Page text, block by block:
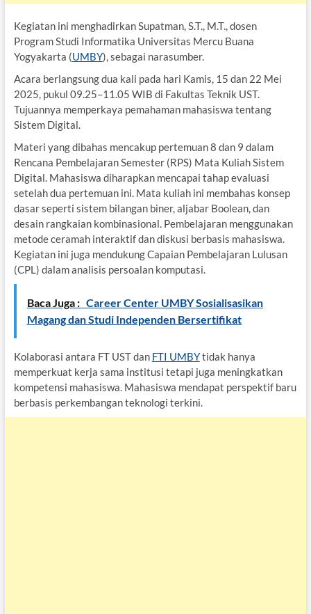
Kegiatan ini menghadirkan Supatman, S.T., M.T., dosen
Program Studi Informatika Universitas Mercu Buana
Yogyakarta (UMBY), sebagai narasumber.
Acara berlangsung dua kali pada hari Kamis, 15 dan 22 Mei
2025, pukul 09.25–11.05 WIB di Fakultas Teknik UST.
Tujuannya memperkaya pemahaman mahasiswa tentang
Sistem Digital.
Materi yang dibahas mencakup pertemuan 8 dan 9 dalam
Rencana Pembelajaran Semester (RPS) Mata Kuliah Sistem
Digital. Mahasiswa diharapkan mencapai tahap evaluasi
setelah dua pertemuan ini. Mata kuliah ini membahas konsep
dasar seperti sistem bilangan biner, aljabar Boolean, dan
desain rangkaian kombinasional. Pembelajaran menggunakan
metode ceramah interaktif dan diskusi berbasis mahasiswa.
Kegiatan ini juga mendukung Capaian Pembelajaran Lulusan
(CPL) dalam analisis persoalan komputasi.
Baca Juga : Career Center UMBY Sosialisasikan
Magang dan Studi Independen Bersertifikat
Kolaborasi antara FT UST dan FTI UMBYtidak hanya
memperkuat kerja sama institusi tetapi juga meningkatkan
kompetensi mahasiswa. Mahasiswa mendapat perspektif baru
berbasis perkembangan teknologi terkini.